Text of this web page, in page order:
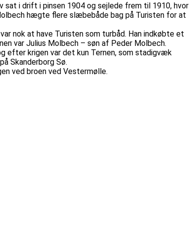
i drift i pinsen 1904 og sejlede frem til 1910, hvor
hægte flere slæbebåde bag på Turisten for at
nok at have Turisten som turbåd. Han indkøbte et
var Julius Molbech – søn af Peder Molbech.
efter krigen var det kun Ternen, som stadigvæk
Skanderborg Sø.
ved broen ved Vestermølle.